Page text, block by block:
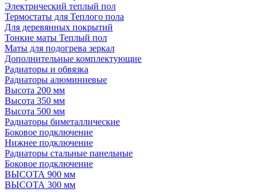
Электрический теплый пол
Термостаты для Теплого пола
Для деревянных покрытий
Тонкие маты Теплый пол
Маты для подогрева зеркал
Дополнительные комплектующие
Радиаторы и обвязка
Радиаторы алюминиевые
Высота 200 мм
Высота 350 мм
Высота 500 мм
Радиаторы биметаллические
Боковое подключение
Нижнее подключение
Радиаторы стальные панельные
Боковое подключение
ВЫСОТА 900 мм
ВЫСОТА 300 мм